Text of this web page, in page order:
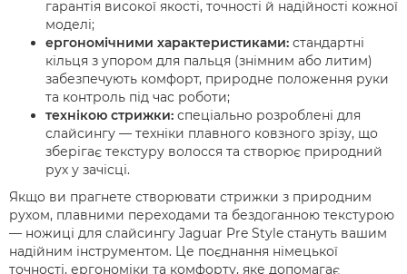
гарантія високої якості, точності й надійності кожної
моделі;
ергономічними характеристиками: стандартні
кільця з упором для пальця (знімним або литим)
забезпечують комфорт, природне положення руки
та контроль під час роботи;
технікою стрижки: спеціально розроблені для
слайсингу — техніки плавного ковзного зрізу, що
зберігає текстуру волосся та створює природний
рух у зачісці.
Якщо ви прагнете створювати стрижки з природним
рухом, плавними переходами та бездоганною текстурою
— ножиці для слайсингу Jaguar Pre Style стануть вашим
надійним інструментом. Це поєднання німецької
точності, ергономіки та комфорту, яке допомагає